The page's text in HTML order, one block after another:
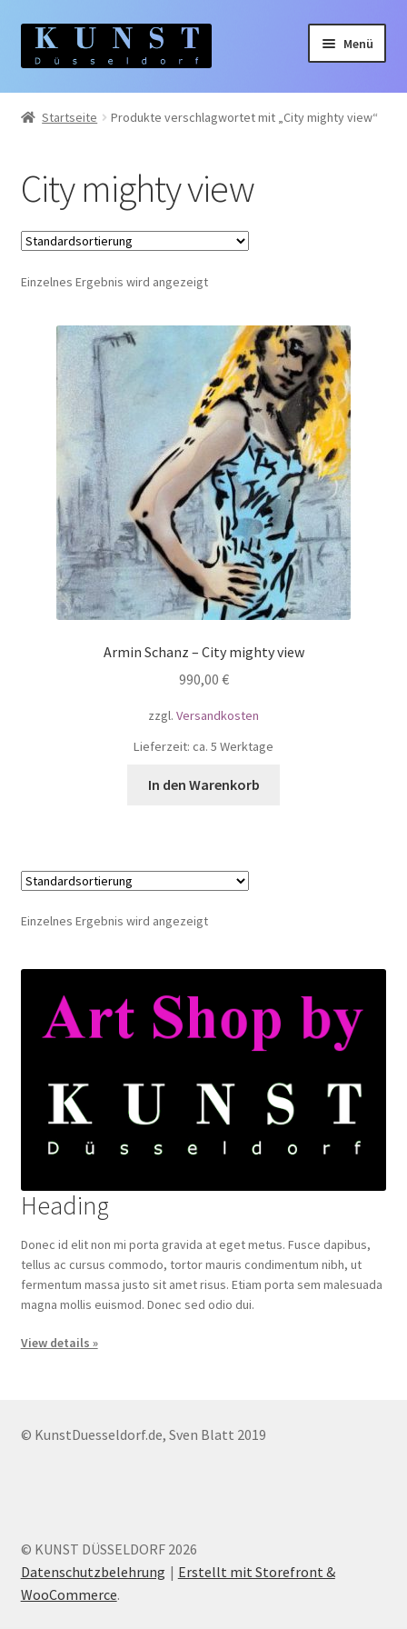
Zur
Navigation
Zum
Inhalt
Menü
Home
Künstler:innen
Themen
Startseite Produkte verschlagwortet mit „City mighty view“
City mighty view
Einzelnes Ergebnis wird angezeigt
Armin Schanz – City mighty view
990,00 €
zzgl. Versandkosten
Lieferzeit: ca. 5 Werktage
In den Warenkorb
Einzelnes Ergebnis wird angezeigt
Heading
Donec id elit non mi porta gravida at eget metus. Fusce dapibus,
tellus ac cursus commodo, tortor mauris condimentum nibh, ut
fermentum massa justo sit amet risus. Etiam porta sem malesuada
magna mollis euismod. Donec sed odio dui.
View details »
© KunstDuesseldorf.de, Sven Blatt 2019
© KUNST DÜSSELDORF 2026
Datenschutzbelehrung
Erstellt mit Storefront &
WooCommerce.